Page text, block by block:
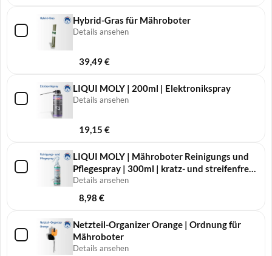
Hybrid-Gras für Mähroboter
Details ansehen
39,49€
LIQUI MOLY | 200ml | Elek­tronik­spray
Details ansehen
19,15 €
LIQUI MOLY | Mähro­boter Reini­gungs und
Pfle­ge­spray | 300ml | kratz- und streifenfreie
Reinigung
Details ansehen
8,98 €
Netzteil-Organizer Orange | Ordnung für
Mähroboter
Details ansehen